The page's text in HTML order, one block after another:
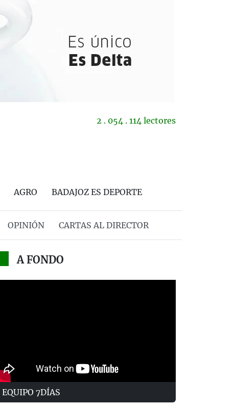
2 . 054 . 114 lectores
AGRO BADAJOZ ES DEPORTE
OPINIÓN CARTAS AL DIRECTOR
A FONDO
EQUIPO 7DÍAS